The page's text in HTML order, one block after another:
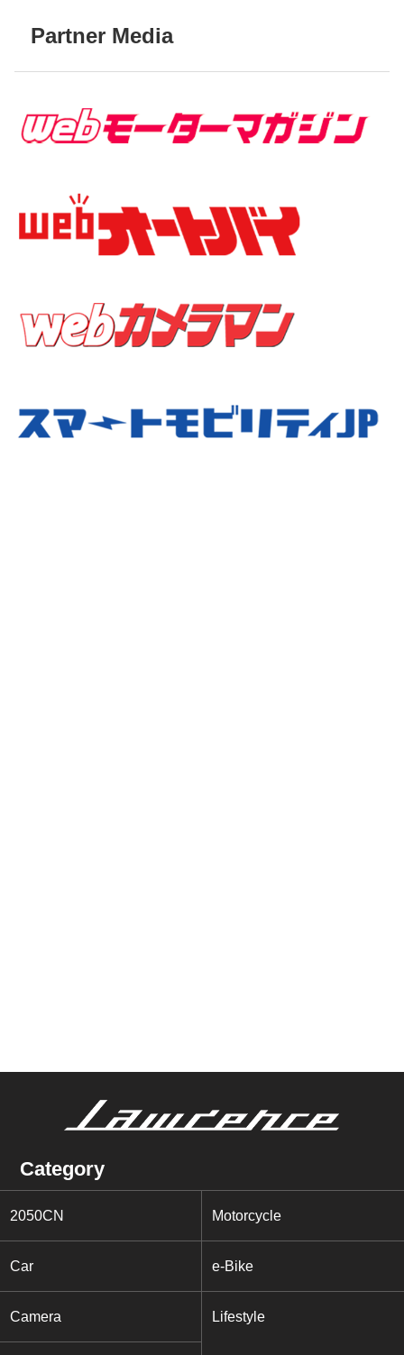
Partner Media
Category
2050CN Motorcycle
Car e-Bike
Camera Lifestyle